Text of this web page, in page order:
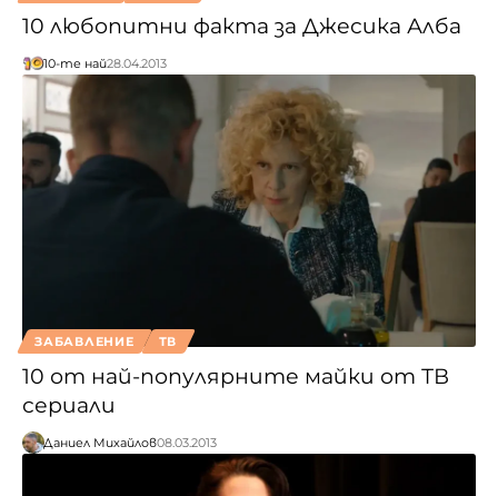
10 любопитни факта за Джесика Алба
10-те най28.04.2013
ЗАБАВЛЕНИЕ ТВ
10 от най-популярните майки от ТВ
сериали
Даниел Михайлов08.03.2013